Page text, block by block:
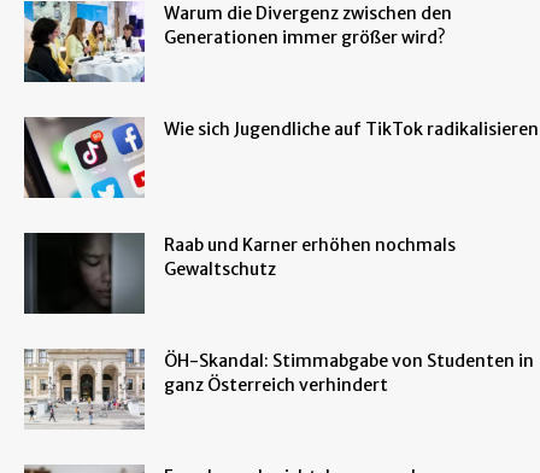
Warum die Divergenz zwischen den
Generationen immer größer wird?
Wie sich Jugendliche auf TikTok radikalisieren
Raab und Karner erhöhen nochmals
Gewaltschutz
ÖH-Skandal: Stimmabgabe von Studenten in
ganz Österreich verhindert